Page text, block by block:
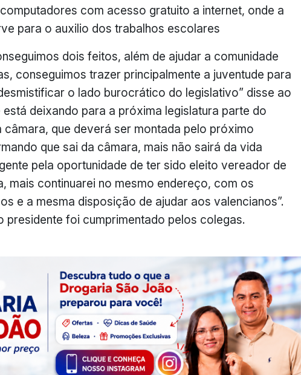
com acesso gratuito a internet, onde a
para o auxilio dos trabalhos escolares
dois feitos, além de ajudar a comunidade
conseguimos trazer principalmente a juventude para
o lado burocrático do legislativo” disse ao
está deixando para a próxima legislatura parte do
que deverá ser montada pelo próximo
que sai da câmara, mais não sairá da vida
pela oportunidade de ter sido eleito vereador de
mais continuarei no mesmo endereço, com os
e a mesma disposição de ajudar aos valencianos”.
presidente foi cumprimentado pelos colegas.